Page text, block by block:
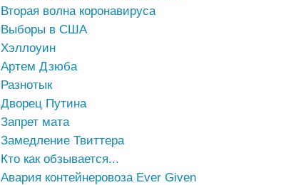
Вторая волна коронавируса
Выборы в США
Хэллоуин
Артем Дзюба
Разнотык
Дворец Путина
Запрет мата
Замедление Твиттера
Кто как обзывается...
Авария контейнеровоза Ever Given